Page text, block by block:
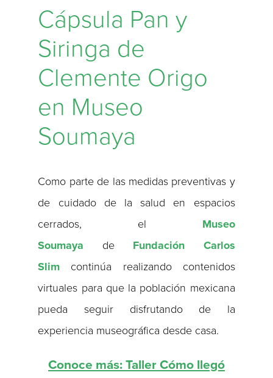
Cápsula Pan y
Siringa de
Clemente Origo
en Museo
Soumaya
Como parte de las medidas preventivas y
de cuidado de la salud en espacios
cerrados, el Museo
Soumaya de Fundación Carlos
Slim continúa realizando contenidos
virtuales para que la población mexicana
pueda seguir disfrutando de la
experiencia museográfica desde casa.
Conoce más: Taller Cómo llegó